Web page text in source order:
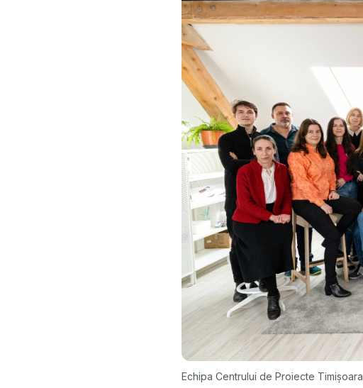
Echipa Centrului de Proiecte Timișoara